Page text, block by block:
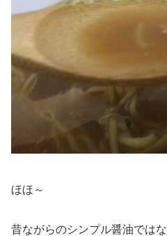
ほほ～
昔ながらのシンプル醤油では